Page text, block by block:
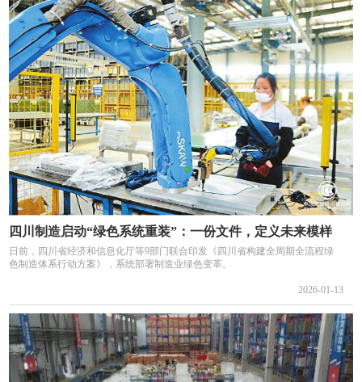
四川制造启动“绿色系统重装”：一份文件，定义未来模样
日前，四川省经济和信息化厅等9部门联合印发《四川省构建全周期全流程绿
色制造体系行动方案》，系统部署制造业绿色变革。
2026-01-13